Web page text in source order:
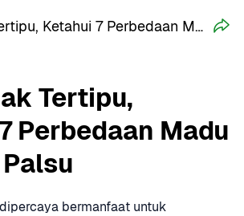
Tertipu,
Perbedaan Madu
bermanfaat untuk
Agar Tidak Tertipu, Ketahui 7 Perbedaan Madu Asli dan Palsu